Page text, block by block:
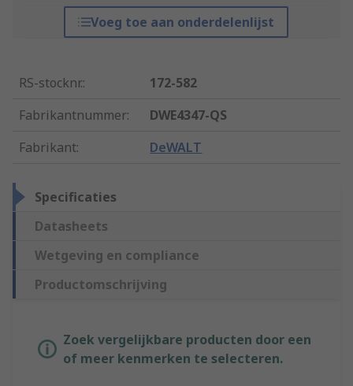
Voeg toe aan onderdelenlijst
RS-stocknr.:
172-582
Fabrikantnummer:
DWE4347-QS
Fabrikant: DeWALT
Specificaties
Datasheets
Wetgeving en compliance
Productomschrijving
Zoek vergelijkbare producten door een
of meer kenmerken te selecteren.